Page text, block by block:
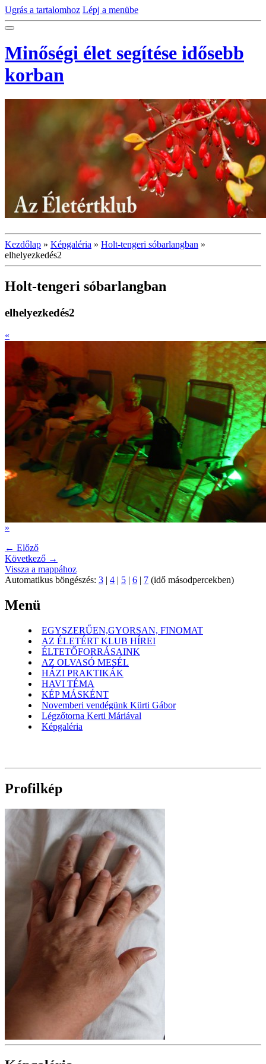
Ugrás a tartalomhoz Lépj a menübe
Minőségi élet segítése idősebb
korban
Kezdőlap » Képgaléria » Holt-tengeri sóbarlangban »
elhelyezkedés2
Holt-tengeri sóbarlangban
elhelyezkedés2
«
»
← Előző
Következő →
Vissza a mappához
Automatikus böngészés: 3 | 4 | 5 | 6 | 7 (idő másodpercekben)
Menü
EGYSZERŰEN,GYORSAN, FINOMAT
AZ ÉLETÉRT KLUB HÍREI
ÉLTETŐFORRÁSAINK
AZ OLVASÓ MESÉL
HÁZI PRAKTIKÁK
HAVI TÉMA
KÉP MÁSKÉNT
Novemberi vendégünk Kürti Gábor
Légzőtorna Kerti Máriával
Képgaléria
Profilkép